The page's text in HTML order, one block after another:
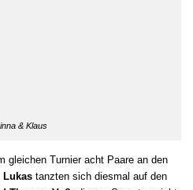
& Klaus
gleichen Turnier acht Paare an den
Lukas tanzten sich diesmal auf den